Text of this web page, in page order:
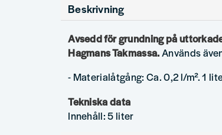
Beskrivning
Avsedd för grundning på
Hagmans Takmassa.Används
- Materialåtgång: Ca. 0,2 l/m². 1
Tekniska data
Innehåll: 5 liter